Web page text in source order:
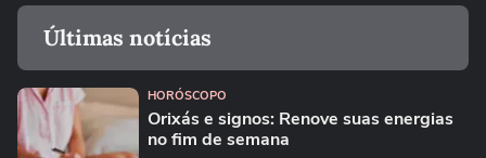
Últimas notícias
HORÓSCOPO
Orixás e signos: Renove suas energias
no fim de semana